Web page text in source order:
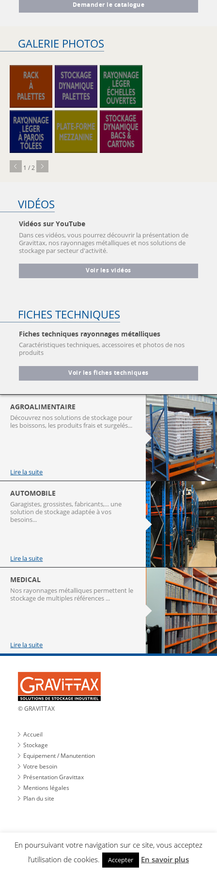
Demander le catalogue
GALERIE PHOTOS
1 / 2
VIDÉOS
Vidéos sur YouTube
Dans ces vidéos, vous pourrez découvrir la présentation de
Gravittax, nos rayonnages métalliques et nos solutions de
stockage par secteur d'activité.
Voir les vidéos
FICHES TECHNIQUES
Fiches techniques rayonnages métalliques
Caractéristiques techniques, accessoires et photos de nos
produits
Voir les fiches techniques
AGROALIMENTAIRE
Découvrez nos solutions de stockage pour
les boissons, les produits frais et surgelés...
Lire la suite
AUTOMOBILE
Garagistes, grossistes, fabricants,... une
solution de stockage adaptée à vos
besoins...
Lire la suite
MEDICAL
Nos rayonnages métalliques permettent le
stockage de multiples références ...
Lire la suite
© GRAVITTAX
Accueil
Stockage
Equipement / Manutention
Votre besoin
Présentation Gravittax
Mentions légales
Plan du site
En poursuivant votre navigation sur ce site, vous acceptez
l’utilisation de cookies.
Accepter En savoir plus